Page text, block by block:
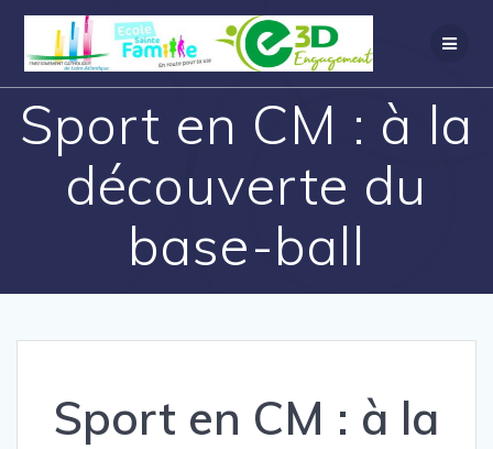
Sport en CM : à la
découverte du
base-ball
Sport en CM : à la